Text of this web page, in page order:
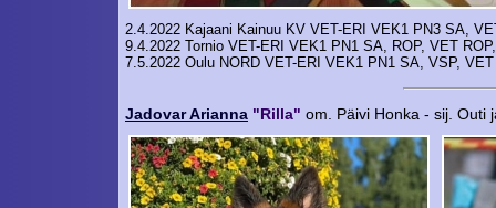
2.4.2022 Kajaani Kainuu KV VET-ERI VEK1 PN3 SA,
9.4.2022 Tornio VET-ERI VEK1 PN1 SA, ROP, VET
7.5.2022 Oulu NORD VET-ERI VEK1 PN1 SA, VSP,
Jadovar Arianna "Rilla" om. Päivi Honka - sij. Outi